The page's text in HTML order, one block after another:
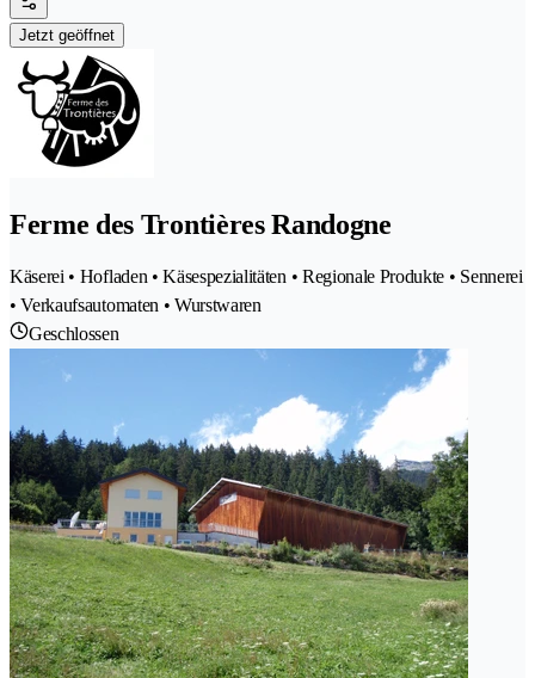
Jetzt geöffnet
Ferme des Trontières Randogne
Käserei • Hofladen • Käsespezialitäten • Regionale Produkte • Sennerei
• Verkaufsautomaten • Wurstwaren
Geschlossen